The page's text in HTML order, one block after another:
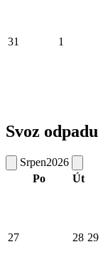
31 1
Svoz odpadu
Srpen2026
Po
Út
27 28 29